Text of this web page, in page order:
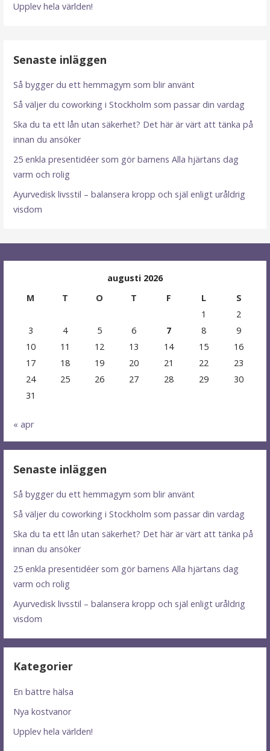
Upplev hela världen!
Senaste inläggen
Så bygger du ett hemmagym som blir använt
Så väljer du coworking i Stockholm som passar din vardag
Ska du ta ett lån utan säkerhet? Det här är värt att tänka på
innan du ansöker
25 enkla presentidéer som gör barnens Alla hjärtans dag
varm och rolig
Ayurvedisk livsstil – balansera kropp och själ enligt uråldrig
visdom
augusti 2026
M
T O T F L
S
1
2
3
4 5 6 7 8
9
10
11 12 13 14 15
16
17
18 19 20 21 22
23
24
25 26 27 28 29
30
31
« apr
Senaste inläggen
Så bygger du ett hemmagym som blir använt
Så väljer du coworking i Stockholm som passar din vardag
Ska du ta ett lån utan säkerhet? Det här är värt att tänka på
innan du ansöker
25 enkla presentidéer som gör barnens Alla hjärtans dag
varm och rolig
Ayurvedisk livsstil – balansera kropp och själ enligt uråldrig
visdom
Kategorier
En bättre hälsa
Nya kostvanor
Upplev hela världen!